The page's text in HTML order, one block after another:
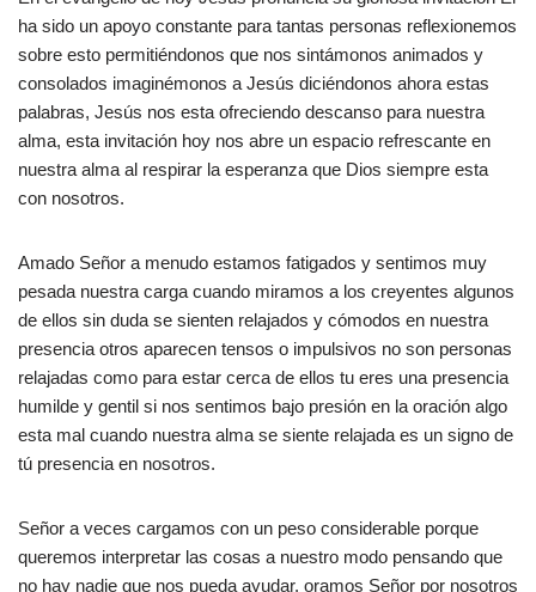
ha sido un apoyo constante para tantas personas reflexionemos
sobre esto permitiéndonos que nos sintámonos animados y
consolados imaginémonos a Jesús diciéndonos ahora estas
palabras, Jesús nos esta ofreciendo descanso para nuestra
alma, esta invitación hoy nos abre un espacio refrescante en
nuestra alma al respirar la esperanza que Dios siempre esta
con nosotros.
Amado Señor a menudo estamos fatigados y sentimos muy
pesada nuestra carga cuando miramos a los creyentes algunos
de ellos sin duda se sienten relajados y cómodos en nuestra
presencia otros aparecen tensos o impulsivos no son personas
relajadas como para estar cerca de ellos tu eres una presencia
humilde y gentil si nos sentimos bajo presión en la oración algo
esta mal cuando nuestra alma se siente relajada es un signo de
tú presencia en nosotros.
Señor a veces cargamos con un peso considerable porque
queremos interpretar las cosas a nuestro modo pensando que
no hay nadie que nos pueda ayudar, oramos Señor por nosotros